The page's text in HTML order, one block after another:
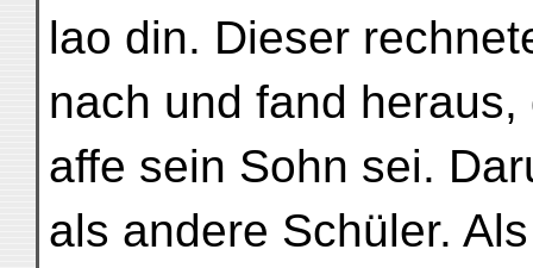
lao din. Dieser
nach und fand
affe sein Sohn sei.
als andere Schüler.